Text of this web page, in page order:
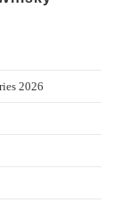
2026